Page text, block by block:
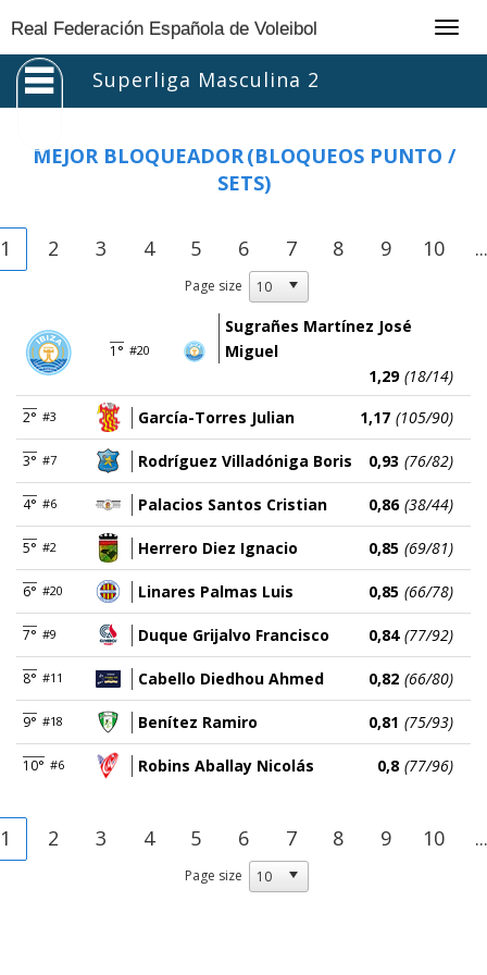
Real Federación Española de Voleibol
Superliga Masculina 2
MEJOR BLOQUEADOR(BLOQUEOS PUNTO /
SETS)
1 2 3 4 5 6 7 8 9 10 ...
Page size
1° #20
Sugrañes Martínez José
Miguel
1,29 (18/14)
2° #3 García-Torres Julian 1,17 (105/90)
3° #7 Rodríguez Villadóniga Boris 0,93 (76/82)
4° #6 Palacios Santos Cristian 0,86 (38/44)
5° #2 Herrero Diez Ignacio 0,85 (69/81)
6° #20 Linares Palmas Luis 0,85 (66/78)
7° #9 Duque Grijalvo Francisco 0,84 (77/92)
8° #11 Cabello Diedhou Ahmed 0,82 (66/80)
9° #18 Benítez Ramiro 0,81 (75/93)
10° #6 Robins Aballay Nicolás 0,8 (77/96)
1 2 3 4 5 6 7 8 9 10 ...
Page size